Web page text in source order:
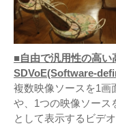
■自由で汎用性の高い
SDVoE(Software-
複数映像ソースを1画
や、1つの映像ソース
として表示するビデ